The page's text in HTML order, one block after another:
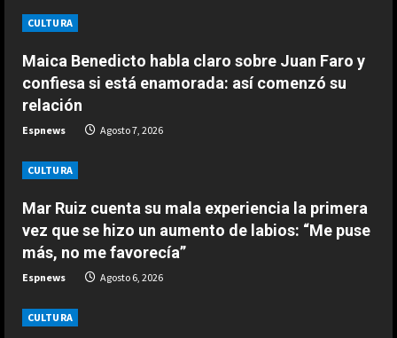
u
e
R
e
a
d
i
n
g
CULTURA
Maica Benedicto habla claro sobre Juan Faro y
confiesa si está enamorada: así comenzó su
relación
Espnews Agosto 7, 2026
CULTURA
Mar Ruiz cuenta su mala experiencia la primera
vez que se hizo un aumento de labios: “Me puse
más, no me favorecía”
Espnews Agosto 6, 2026
CULTURA
“Djokovic dice eso porque se está
haciendo mayor”: dura respuesta
de Fonseca a Novak
3
de que Carlos esté en el US Open”
Agosto 7, 2026
Márquez reconoce su favoritismo